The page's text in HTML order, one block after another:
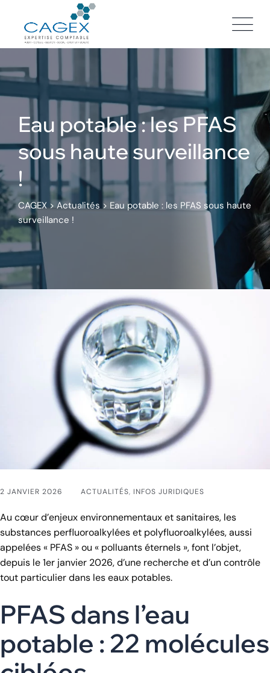
content
Eau potable : les PFAS
sous haute surveillance
!
CAGEX>Actualités > Eau potable : les PFAS sous haute
surveillance !
2 JANVIER 2026 ACTUALITÉS, INFOS JURIDIQUES
Au cœur d’enjeux environnementaux et sanitaires, les
substances perfluoroalkylées et polyfluoroalkylées, aussi
appelées « PFAS » ou « polluants éternels », font l’objet,
depuis le 1er janvier 2026, d’une recherche et d’un contrôle
tout particulier dans les eaux potables.
PFAS dans l’eau
potable : 22 molécules